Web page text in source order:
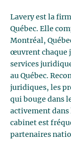
Lavery est la
Québec. Elle
Montréal,
œuvrent chaque
services
au Québec.
juridiques, les
qui bouge dans
activement
cabinet est
partenaires